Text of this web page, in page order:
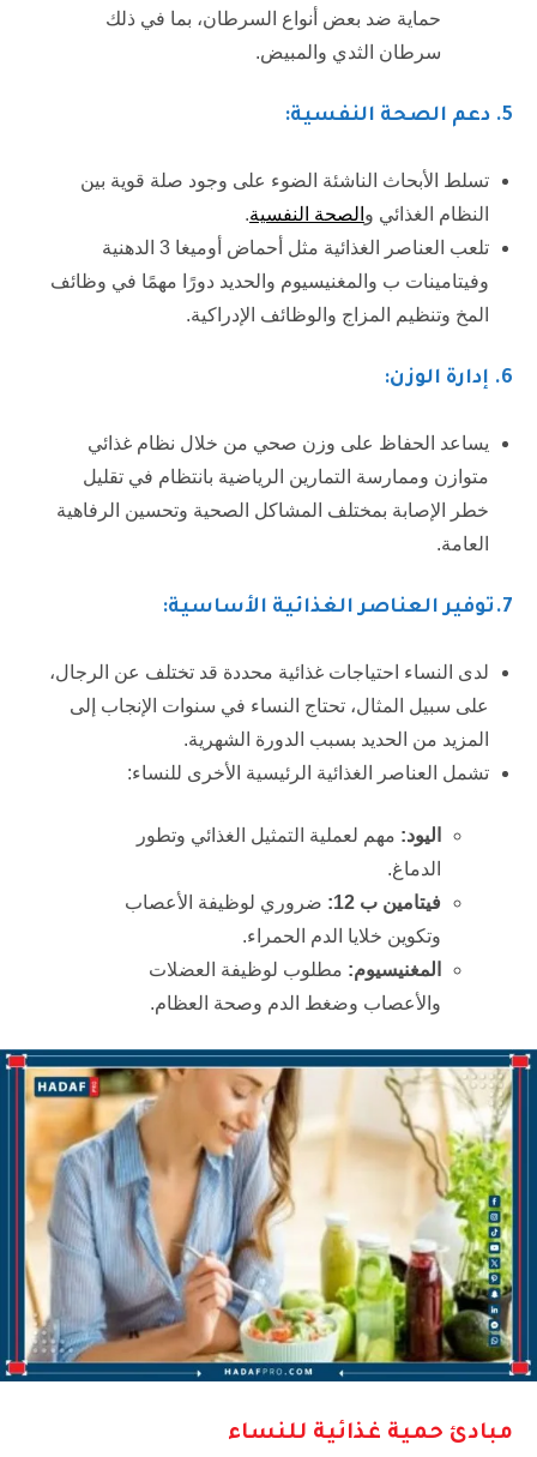
حماية ضد بعض أنواع السرطان، بما في ذلك
سرطان الثدي والمبيض.
5. دعم الصحة النفسية:
تسلط الأبحاث الناشئة الضوء على وجود صلة قوية بين
النظام الغذائي و الصحة النفسية.
تلعب العناصر الغذائية مثل أحماض أوميغا 3 الدهنية
وفيتامينات ب والمغنيسيوم والحديد دورًا مهمًا في وظائف
المخ وتنظيم المزاج والوظائف الإدراكية.
6. إدارة الوزن:
يساعد الحفاظ على وزن صحي من خلال نظام غذائي
متوازن وممارسة التمارين الرياضية بانتظام في تقليل
خطر الإصابة بمختلف المشاكل الصحية وتحسين الرفاهية
العامة.
7. توفير العناصر الغذائية الأساسية:
لدى النساء احتياجات غذائية محددة قد تختلف عن الرجال،
على سبيل المثال، تحتاج النساء في سنوات الإنجاب إلى
المزيد من الحديد بسبب الدورة الشهرية.
تشمل العناصر الغذائية الرئيسية الأخرى للنساء:
اليود: مهم لعملية التمثيل الغذائي وتطور
الدماغ.
فيتامين ب 12
: ضروري لوظيفة الأعصاب
وتكوين خلايا الدم الحمراء.
المغنيسيوم: مطلوب لوظيفة العضلات
والأعصاب وضغط الدم وصحة العظام.
مبادئ حمية غذائية للنساء